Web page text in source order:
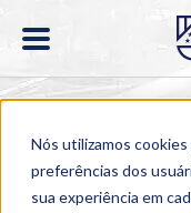
Nós utilizamos cookies
preferências dos
sua experiência em